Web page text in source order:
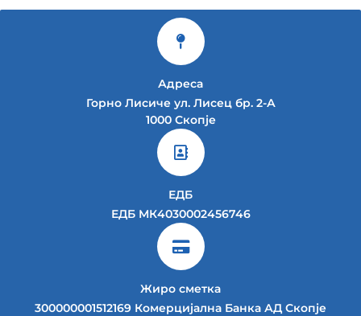
Адреса
Горно Лисиче ул. Лисец бр. 2-А
1000 Скопје
ЕДБ
ЕДБ МК4030002456746
Жиро сметка
300000001512169 Комерцијална Банка АД Скопје